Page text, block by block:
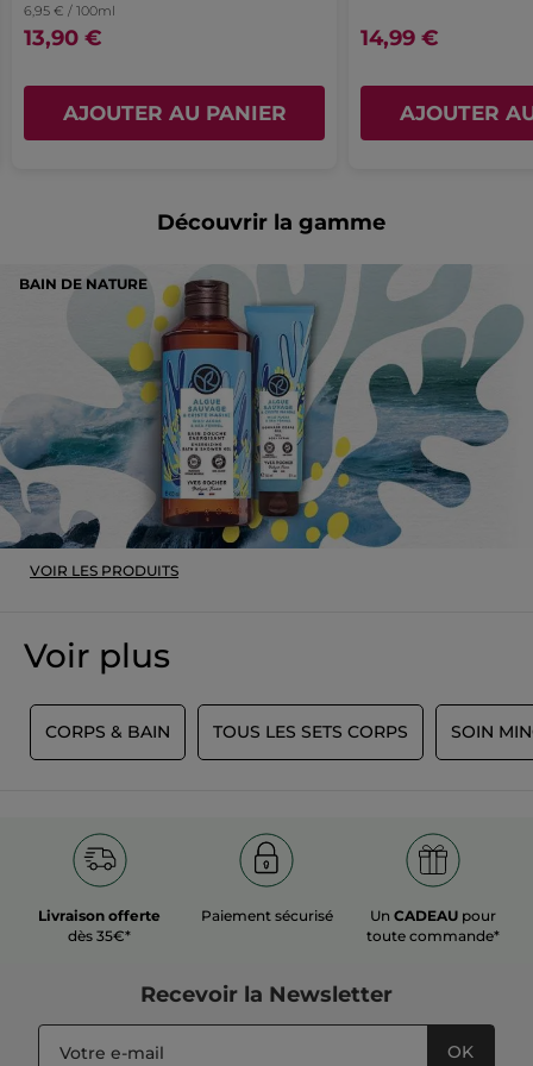
6,95 € / 100ml
13,90 €
AJOUTER AU PANIER
14,99 €
AJOUTER
Découvrir la gamme
BAIN DE NATURE
VOIR LES PRODUITS
Voir plus
CORPS & BAIN TOUS LES SETS CORPS SOIN
Livraison offerte
dès 35€*
Paiement sécurisé UnCADEAU pour
toute commande*
Recevoir la Newsletter
OK